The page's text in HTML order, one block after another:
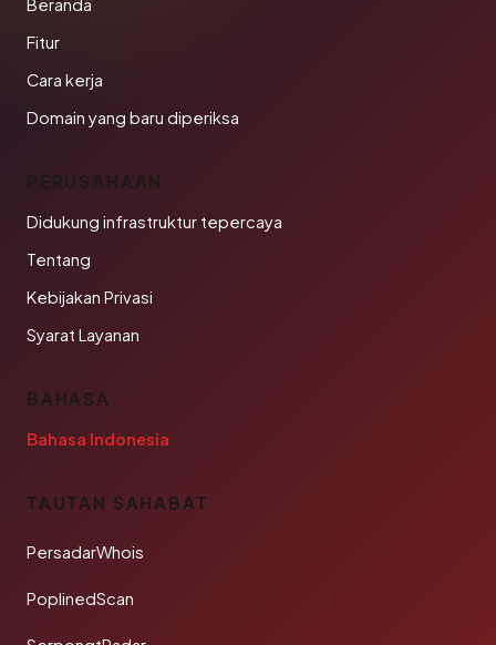
Beranda
Fitur
Cara kerja
Domain yang baru diperiksa
PERUSAHAAN
Didukung infrastruktur tepercaya
Tentang
Kebijakan Privasi
Syarat Layanan
BAHASA
Bahasa Indonesia
TAUTAN SAHABAT
PersadarWhois
PoplinedScan